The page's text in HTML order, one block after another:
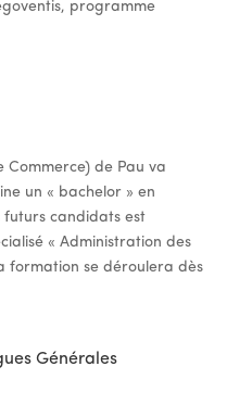
programme
Commerce) de Pau va
un « bachelor » en
futurs candidats est
« Administration des
formation se déroulera dès
Générales